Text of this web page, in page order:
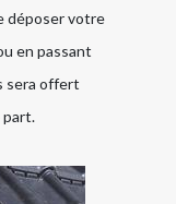
déposer votre
en passant
sera offert
part.